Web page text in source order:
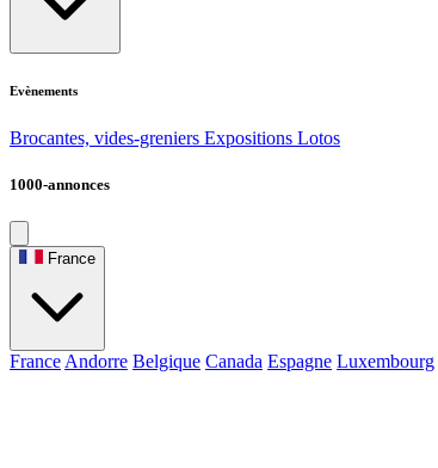
Evènements
Brocantes, vides-greniers Expositions Lotos
1000-annonces
France
France Andorre Belgique Canada Espagne Luxembourg